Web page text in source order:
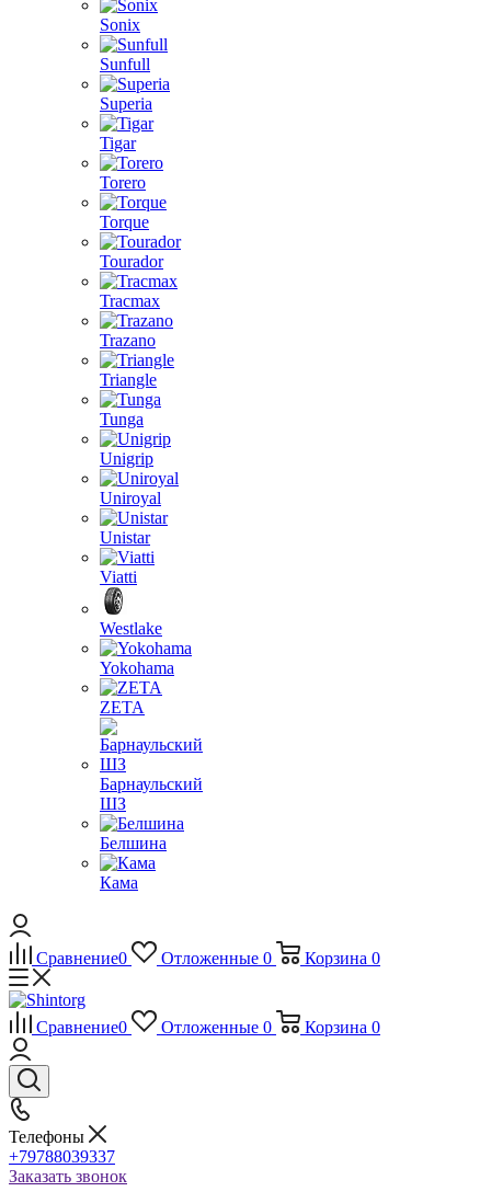
Sonix
Sunfull
Superia
Tigar
Torero
Torque
Tourador
Tracmax
Trazano
Triangle
Tunga
Unigrip
Uniroyal
Unistar
Viatti
Westlake
Yokohama
ZETA
Барнаульский
ШЗ
Белшина
Кама
Сравнение0 Отложенные 0 Корзина 0
Сравнение0 Отложенные 0 Корзина 0
Телефоны
+79788039337
Заказать звонок